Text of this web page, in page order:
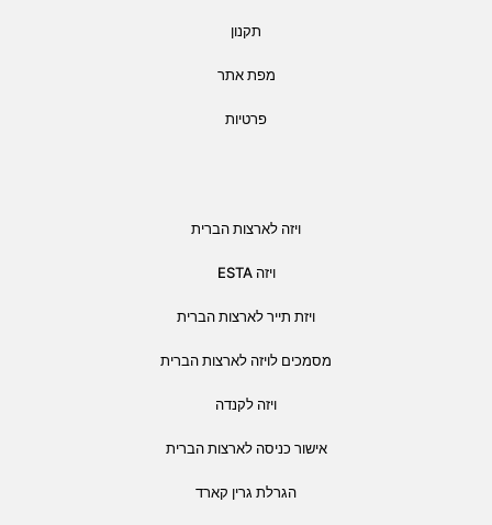
תקנון
מפת אתר
פרטיות
ויזה לארצות הברית
ויזה ESTA
ויזת תייר לארצות הברית
מסמכים לויזה לארצות הברית
ויזה לקנדה
אישור כניסה לארצות הברית
הגרלת גרין קארד